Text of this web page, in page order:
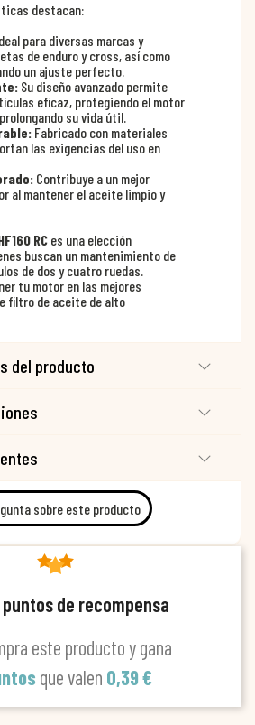
destacan:
para diversas marcas y
de enduro y cross, así como
un ajuste perfecto.
Su diseño avanzado permite
eficaz, protegiendo el motor
su vida útil.
Fabricado con materiales
las exigencias del uso en
Contribuye a un mejor
al mantener el aceite limpio y
RC es una elección
buscan un mantenimiento de
de dos y cuatro ruedas.
tu motor en las mejores
filtro de aceite de alto
del producto
sobre este producto
de recompensa
este producto y gana
que valen 0,39 €